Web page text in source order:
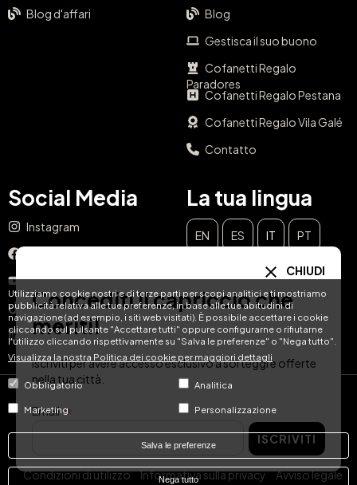
Utilizziamo cookie nostri e di terze parti per scopi analitici e ti mostriamo
pubblicità relativa alle tue preferenze, in base alle tue abitudini di
navigazione (ad esempio, i siti web visitati). È possibile accettare i cookie
cliccando sul pulsante "Accettare tutti" oppure configurarne o rifiutarne
l'utilizzo cliccando rispettivamente su "Salva le preferenze" o "Nega tutto".
Visualizza la nostra Politica dei cookie per maggiori dettagli
Obbligatorio Analitica
Marketing Personalizzazione
Salva le preferenze
Nega tutto
Blog d'affari
Blog
Gestisca il suo buono
Cofanetti Regalo
Paradores
Cofanetti Regalo Pestana
Cofanetti Regalo Vila Galé
Contatto
Social Media
Instagram
YouTube
TikTok
LinkedIn
La tua lingua
EN ES IT PT
NL
© Hotel Treats 2026
Tel: +34 871 51 00 40 (9:00 - 19:00 CEST)
Condizioni di utilizzo Informativa sulla privacy Avviso legale
CHIUDI
Concediti il capriccio che
meriti!
Iscriviti per avere accesso esclusivo a sorteggi e offerte
nella tua città.
Email
ISCRIVITI